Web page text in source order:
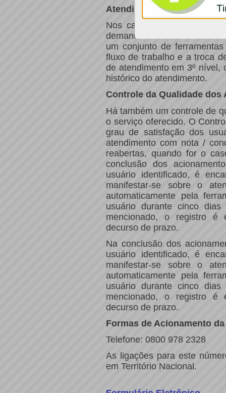
Atendimento de 3º nível
Nos casos em que o
demanda é encaminhado
um conjunto de
fluxo de trabalho e a troca
de atendimento em 3º nível,
histórico do atendimento.
Controle da Qualidade dos
Há também um controle de
o serviço oferecido. O
grau de satisfação dos
atendimento com nota /
reabertas, quando for o
conclusão dos
usuário identificado, é
manifestar-se sobre o
automaticamente pela
usuário durante cinco
mencionado, o registro é
decurso de prazo.
Na conclusão dos
usuário identificado, é
manifestar-se sobre o
automaticamente pela
usuário durante cinco
mencionado, o registro é
decurso de prazo.
Formas de Acionamento
Telefone: 0800 978 2328
As ligações para este
em Território Nacional.